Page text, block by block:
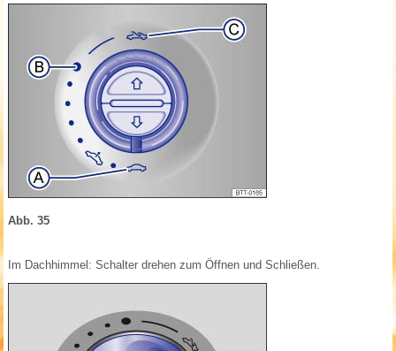
Abb. 35
Im Dachhimmel: Schalter drehen zum Öffnen und Schließen.